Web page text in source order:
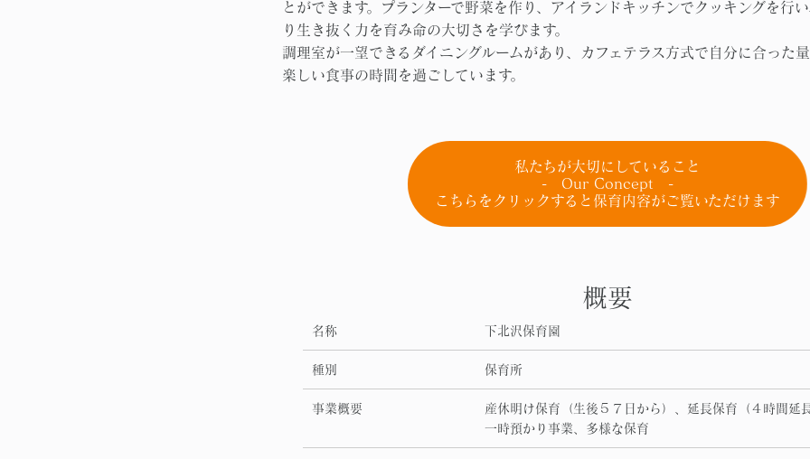
とができます。プランターで野菜を作り、アイランドキッチンでクッキングを行
り生き抜く力を育み命の大切さを学びます。
調理室が一望できるダイニングルームがあり、カフェテラス方式で自分に合った量
楽しい食事の時間を過ごしています。
私たちが大切にしていること
- Our Concept -
こちらをクリックすると保育内容がご覧いただけます
概要
名称 下北沢保育園
種別 保育所
事業概要
産休明け保育（生後５７日から）、延長保育（４時間延
一時預かり事業、多様な保育